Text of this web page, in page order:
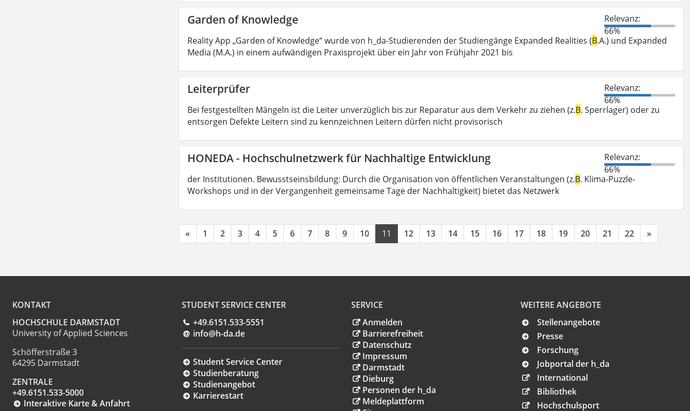
Garden of Knowledge
Relevanz:
66%
Reality App „Garden of Knowledge“ wurde von h_da-Studierenden der Studiengänge Expanded Realities (B.A.) und Expanded
Media (M.A.) in einem aufwändigen Praxisprojekt über ein Jahr von Frühjahr 2021 bis
Leiterprüfer
Relevanz:
66%
Bei festgestellten Mängeln ist die Leiter unverzüglich bis zur Reparatur aus dem Verkehr zu ziehen (z.B. Sperrlager) oder zu
entsorgen Defekte Leitern sind zu kennzeichnen Leitern dürfen nicht provisorisch
HONEDA - Hochschulnetzwerk für Nachhaltige Entwicklung
Relevanz:
66%
der Institutionen. Bewusstseinsbildung: Durch die Organisation von öffentlichen Veranstaltungen (z.B. Klima-Puzzle-
Workshops und in der Vergangenheit gemeinsame Tage der Nachhaltigkeit) bietet das Netzwerk
« 1 2 3 4 5 6 7 8 9 10 11 12 13 14 15 16 17 18 19 20 21 22 »
KONTAKT
HOCHSCHULE DARMSTADT
University of Applied Sciences
Schöfferstraße 3
64295 Darmstadt
ZENTRALE
+49.6151.533-5000
Interaktive Karte & Anfahrt
STUDENT SERVICE CENTER
+49.6151.533-5551
info@h-da.de
Student Service Center
Studienberatung
Studienangebot
Karrierestart
SERVICE
Anmelden
Barrierefreiheit
Datenschutz
Impressum
Darmstadt
Dieburg
Personen der h_da
Meldeplattform
WEITERE ANGEBOTE
Stellenangebote
Presse
Forschung
Jobportal der h_da
International
Bibliothek
Hochschulsport